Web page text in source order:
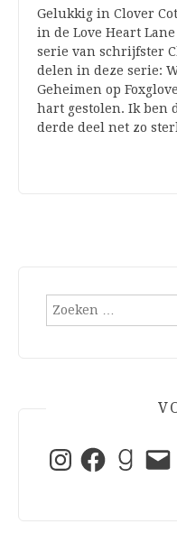
Gelukkig in Clover
in de Love Heart
serie van schrijfster
delen in deze serie:
Geheimen op
hart gestolen. Ik ben
derde deel net zo
Zoeken
InstagramFacebookGoodreads
E-
mail